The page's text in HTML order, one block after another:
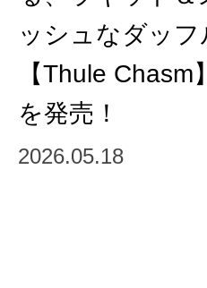
ッシュなダッ
【Thule
を発売！
2026.05.18